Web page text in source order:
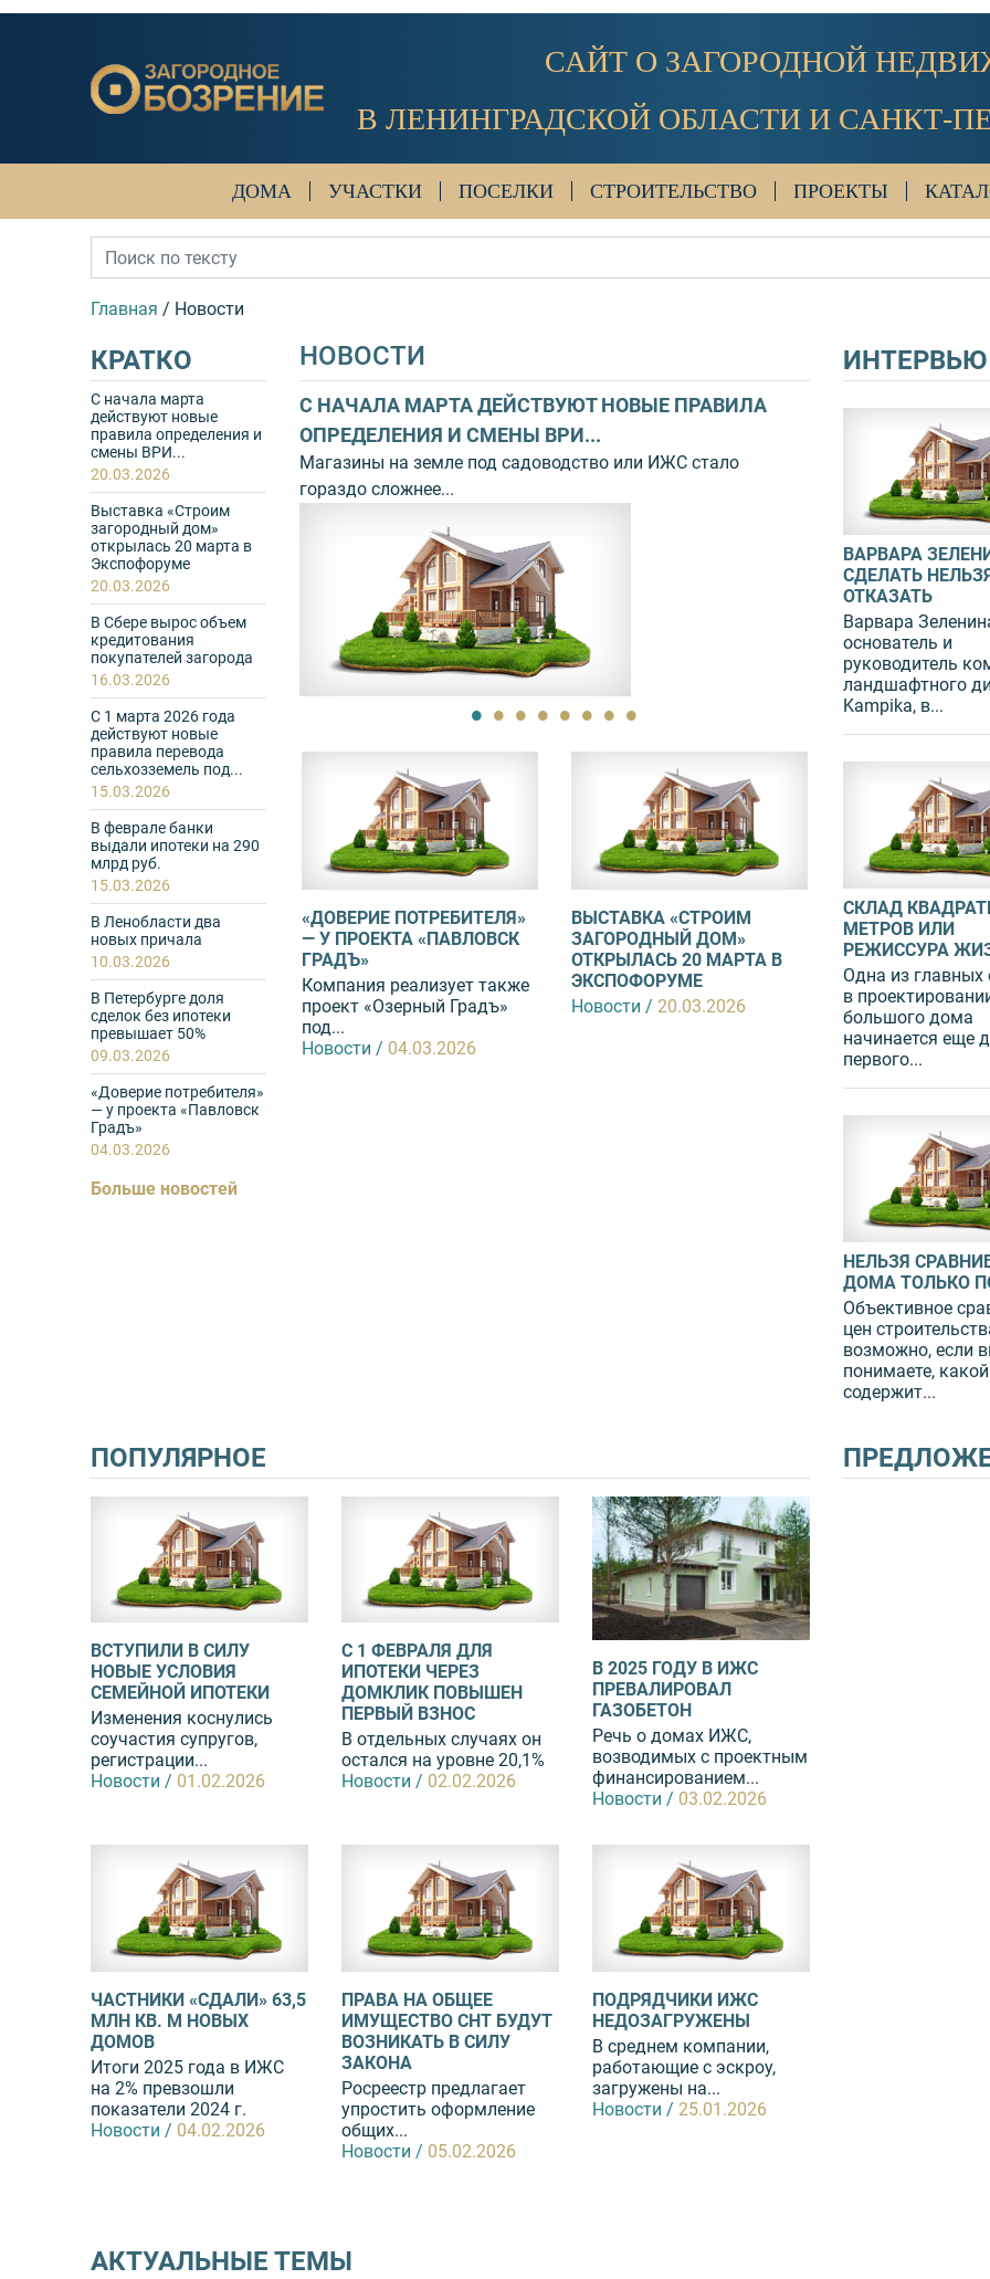
САЙТ О ЗАГОРОДНОЙ
В ЛЕНИНГРАДСКОЙ ОБЛАСТИ И САНКТ-
ДОМА УЧАСТКИ ПОСЕЛКИ СТРОИТЕЛЬСТВО ПРОЕКТЫ
Главная / Новости
КРАТКО
С начала марта
действуют новые
правила определения и
смены ВРИ...
20.03.2026
Выставка «Строим
загородный дом»
открылась 20 марта в
Экспофоруме
20.03.2026
В Сбере вырос объем
кредитования
покупателей загорода
16.03.2026
С 1 марта 2026 года
действуют новые
правила перевода
сельхозземель под...
15.03.2026
В феврале банки
выдали ипотеки на 290
млрд руб.
15.03.2026
В Ленобласти два
новых причала
10.03.2026
В Петербурге доля
сделок без ипотеки
превышает 50%
09.03.2026
«Доверие потребителя»
— у проекта «Павловск
Градъ»
04.03.2026
Больше новостей
НОВОСТИ
— У ПРОЕКТА «ПАВЛОВСК
проект «Озерный Градъ» под...
С НАЧАЛА МАРТА ДЕЙСТВУЮТ НОВЫЕ ПРАВИЛА
ОПРЕДЕЛЕНИЯ И СМЕНЫ ВРИ...
Магазины на земле под садоводство или ИЖС стало
гораздо сложнее...
ВЫСТАВКА
ОТКРЫЛАСЬ 20
В ПЕТЕРБУРГЕ ДОЛЯ
СДЕЛОК БЕЗ ИПОТЕКИ
ПРЕВЫШАЕТ 50%
Около 60% из них — готовые
квартиры
Новости / 09.03.2026
«ДОВЕРИЕ ПОТРЕБИТЕЛЯ»
— У ПРОЕКТА «ПАВЛОВСК
ГРАДЪ»
Компания реализует также
проект «Озерный Градъ»
под...
Новости / 04.03.2026
ВЫСТАВКА «СТРОИМ
ЗАГОРОДНЫЙ ДОМ»
ОТКРЫЛАСЬ 20 МАРТА В
ЭКСПОФОРУМЕ
Новости / 20.03.2026
В СБЕРЕ ВЫРОС
КРЕДИТОВАНИЯ
ПОКУПАТЕЛЕЙ
На долю ипотеки
частных домов
14,5%...
Новости /
ИНТЕРВЬЮ
ВАРВАРА
СДЕЛАТЬ
ОТКАЗАТЬ
Варвара
основатель и
руководитель
ландшафтного
Kampika, в...
СКЛАД
МЕТРОВ ИЛИ
РЕЖИССУРА
Одна из
в
большого дома
начинается еще
первого...
НЕЛЬЗЯ
ДОМА ТОЛЬКО
Объективное
цен
возможно, если
понимаете,
содержит...
ПОПУЛЯРНОЕ
ВСТУПИЛИ В СИЛУ
НОВЫЕ УСЛОВИЯ
СЕМЕЙНОЙ ИПОТЕКИ
Изменения коснулись
соучастия супругов,
регистрации...
Новости / 01.02.2026
С 1 ФЕВРАЛЯ ДЛЯ
ИПОТЕКИ ЧЕРЕЗ
ДОМКЛИК ПОВЫШЕН
ПЕРВЫЙ ВЗНОС
В отдельных случаях он
остался на уровне 20,1%
Новости / 02.02.2026
В 2025 ГОДУ В ИЖС
ПРЕВАЛИРОВАЛ
ГАЗОБЕТОН
Речь о домах ИЖС,
возводимых с проектным
финансированием...
Новости / 03.02.2026
ЧАСТНИКИ «СДАЛИ» 63,5
МЛН КВ. М НОВЫХ
ДОМОВ
Итоги 2025 года в ИЖС
на 2% превзошли
показатели 2024 г.
Новости / 04.02.2026
ПРАВА НА ОБЩЕЕ
ИМУЩЕСТВО СНТ БУДУТ
ВОЗНИКАТЬ В СИЛУ
ЗАКОНА
Росреестр предлагает
упростить оформление
общих...
Новости / 05.02.2026
ПОДРЯДЧИКИ ИЖС
НЕДОЗАГРУЖЕНЫ
В среднем компании,
работающие с эскроу,
загружены на...
Новости / 25.01.2026
АКТУАЛЬНЫЕ ТЕМЫ